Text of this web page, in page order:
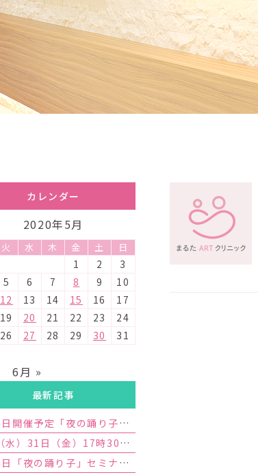
カレンダー
2020年5月
火 水 木 金 土 日
1 2
3
5 6 7 8 9
10
12 13 14 15 16
17
19 20 21 22 23
24
26 27 28 29 30 31
6月 »
最新記事
9月26日開催予定「夜の踊り子」セミナー満席のお知らせ
29日（水）31日（金）17時30分外来終了のお知らせ
9月26日「夜の踊り子」セミナー開催のお知らせ